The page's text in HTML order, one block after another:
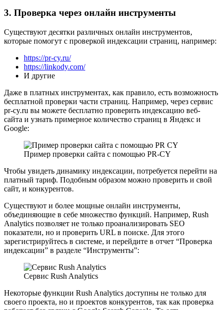
3. Проверка через онлайн инструменты
Существуют десятки различных онлайн инструментов,
которые помогут с проверкой индексации страниц, например:
https://pr-cy.ru/
https://linkody.com/
И другие
Даже в платных инструментах, как правило, есть возможность
бесплатной проверки части страниц. Например, через сервис
pr-cy.ru вы можете бесплатно проверить индексацию веб-
сайта и узнать примерное количество страниц в Яндекс и
Google:
Пример проверки сайта с помощью PR-CY
Чтобы увидеть динамику индексации, потребуется перейти на
платный тариф. Подобным образом можно проверить и свой
сайт, и конкурентов.
Существуют и более мощные онлайн инструменты,
объединяющие в себе множество функций. Например, Rush
Analytics позволяет не только проанализировать SEO
показатели, но и проверить URL в поиске. Для этого
зарегистрируйтесь в системе, и перейдите в отчет “Проверка
индексации” в разделе “Инструменты”:
Сервис Rush Analytics
Некоторые функции Rush Analytics доступны не только для
своего проекта, но и проектов конкурентов, так как проверка